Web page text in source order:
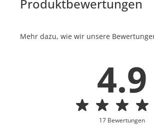
Produktbewertungen
Mehr dazu, wie wir unsere
4.9
17 Bewertungen